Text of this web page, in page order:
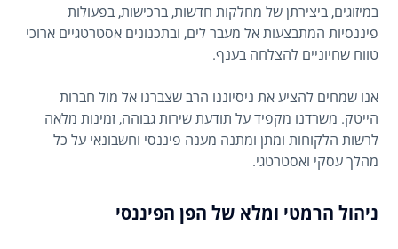
במיזוגים, ביצירתן של מחלקות חדשות, ברכישות, בפעולות
פיננסיות המתבצעות אל מעבר לים, ובתכנונים אסטרטגיים ארוכי
טווח שחיוניים להצלחה בענף.
אנו שמחים להציע את ניסיוננו הרב שצברנו אל מול חברות
הייטק. משרדנו מקפיד על תודעת שירות גבוהה, זמינות מלאה
לרשות הלקוחות ומתן ומתנה מענה פיננסי וחשבונאי על כל
מהלך עסקי ואסטרטגי.
ניהול הרמטי ומלא של הפן הפיננסי